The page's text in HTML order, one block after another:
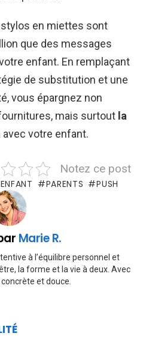
en miettes sont
que des messages
enfant. En remplaçant
de substitution et une
vous épargnez non
mais surtout la
avec votre enfant.
Notez ce post
ENFANT PARENTS PUSH
Marie R.
à l’équilibre personnel et
la forme et la vie à deux. Avec
et douce.